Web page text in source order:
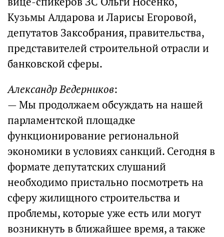
Кузьмы Алдарова и Ларисы Егоровой,
депутатов Заксобрания, правительства,
представителей строительной отрасли и
банковской сферы.
Александр Ведерников:
— Мы продолжаем обсуждать на нашей
парламентской площадке
функционирование региональной
экономики в условиях санкций. Сегодня в
формате депутатских слушаний
необходимо пристально посмотреть на
сферу жилищного строительства и
проблемы, которые уже есть или могут
возникнуть в ближайшее время, а также